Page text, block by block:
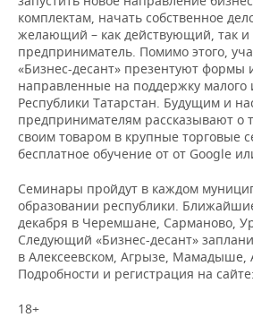
комплектам, начать собственное
желающий – как действующий, так
предприниматель. Помимо этого,
«Бизнес-десант» презентуют формы
направленные на поддержку малого
Республики Татарстан. Будущим и
предпринимателям рассказывают о
своим товаром в крупные торговые
бесплатное обучение от от Google
Семинары пройдут в каждом
образовании республики.
декабря в Черемшане, Сарманово,
Следующий «Бизнес-десант»
в Алексеевском, Агрызе, Мамадыше,
Подробности и регистрация на сайте:
18+